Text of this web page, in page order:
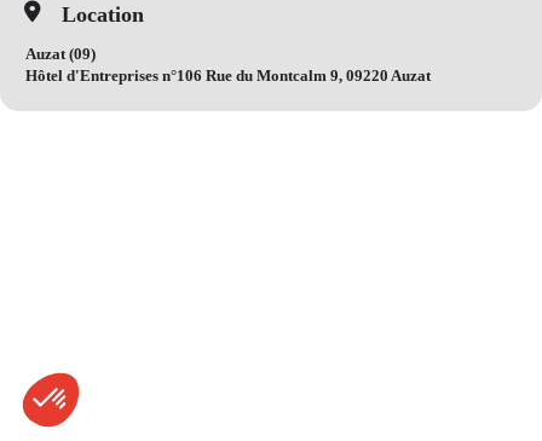
Location
Auzat (09)
Hôtel d'Entreprises n°106 Rue du Montcalm 9, 09220 Auzat